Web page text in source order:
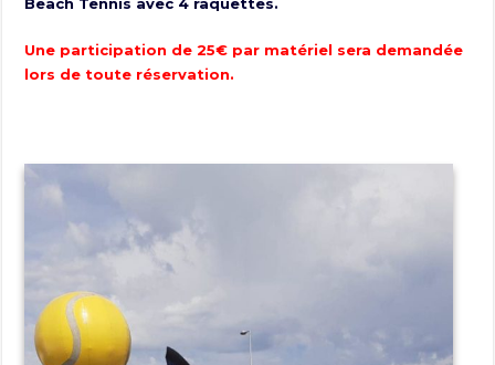
Une participation de 25€ par matériel sera demandée
lors de toute réservation.